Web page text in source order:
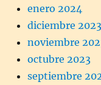
enero 2024
diciembre 2023
noviembre
octubre 2023
septiembre